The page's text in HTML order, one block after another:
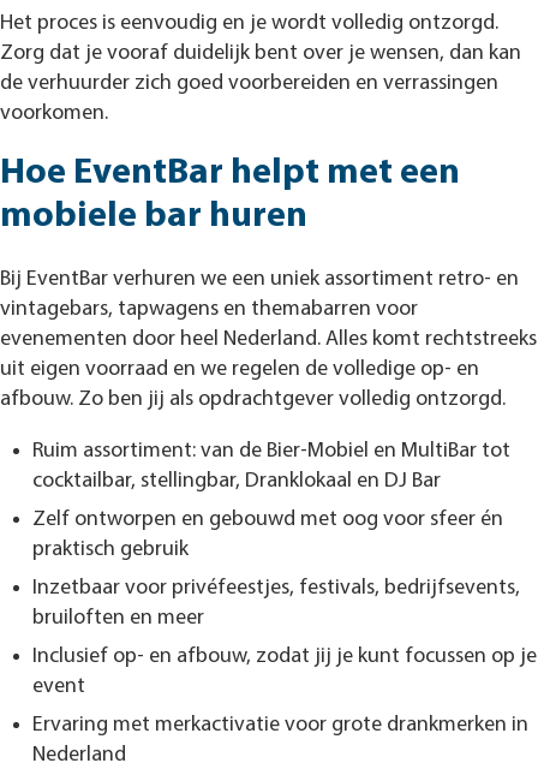
Het proces is eenvoudig en je wordt volledig ontzorgd.
Zorg dat je vooraf duidelijk bent over je wensen, dan kan
de verhuurder zich goed voorbereiden en verrassingen
voorkomen.
Hoe EventBar helpt met een
mobiele bar huren
Bij EventBar verhuren we een uniek assortiment retro- en
vintagebars, tapwagens en themabarren voor
evenementen door heel Nederland. Alles komt rechtstreeks
uit eigen voorraad en we regelen de volledige op- en
afbouw. Zo ben jij als opdrachtgever volledig ontzorgd.
Ruim assortiment: van de Bier-Mobiel en MultiBar tot
cocktailbar, stellingbar, Dranklokaal en DJ Bar
Zelf ontworpen en gebouwd met oog voor sfeer én
praktisch gebruik
Inzetbaar voor privéfeestjes, festivals, bedrijfsevents,
bruiloften en meer
Inclusief op- en afbouw, zodat jij je kunt focussen op je
event
Ervaring met merkactivatie voor grote drankmerken in
Nederland